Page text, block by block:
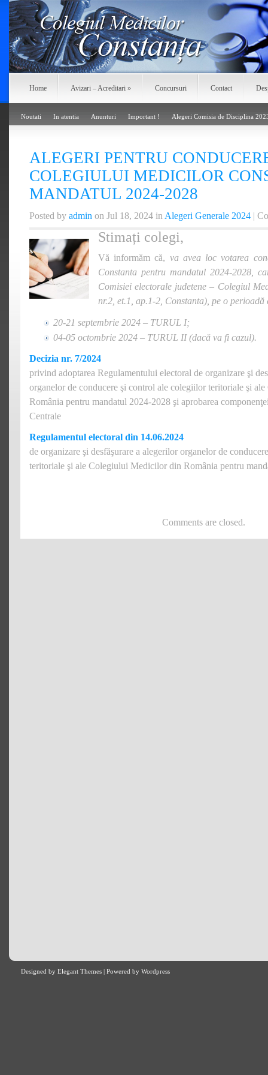
Home Avizari – Acreditari » Concursuri Contact
Noutati In atentia Anunturi Important ! Alegeri Comisia de Disciplina
ALEGERI PENTRU
COLEGIULUI MEDICILOR
MANDATUL 2024-2028
Posted by admin on Jul 18, 2024 in Alegeri Generale 2024 |
Stimați colegi,
Vă informăm că, va avea loc votarea
Constanta pentru mandatul 2024-2028,
Comisiei electorale judetene – Colegiul
nr.2, et.1, ap.1-2, Constanta), pe o perioadă
20-21 septembrie 2024 – TURUL I;
04-05 octombrie 2024 – TURUL II (dacă va fi cazul).
Decizia nr. 7/2024
privind adoptarea Regulamentului electoral de organizare şi
organelor de conducere şi control ale colegiilor teritoriale şi
România pentru mandatul 2024-2028 şi aprobarea
Centrale
Regulamentul electoral din 14.06.2024
de organizare şi desfăşurare a alegerilor organelor de
teritoriale şi ale Colegiului Medicilor din România pentru
Comments are closed.
Designed by Elegant Themes | Powered by Wordpress